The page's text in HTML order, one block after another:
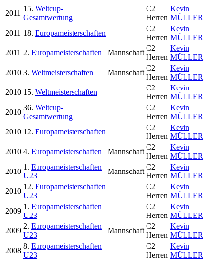
2011
15. Weltcup-
Gesamtwertung
C2
Herren
Kevin
MÜLLER
2011 18. Europameisterschaften
C2
Herren
Kevin
MÜLLER
2011 2. Europameisterschaften Mannschaft
C2
Herren
Kevin
MÜLLER
2010 3. Weltmeisterschaften Mannschaft
C2
Herren
Kevin
MÜLLER
2010 15. Weltmeisterschaften
C2
Herren
Kevin
MÜLLER
2010
36. Weltcup-
Gesamtwertung
C2
Herren
Kevin
MÜLLER
2010 12. Europameisterschaften
C2
Herren
Kevin
MÜLLER
2010 4. Europameisterschaften Mannschaft
C2
Herren
Kevin
MÜLLER
2010
1. Europameisterschaften
U23
Mannschaft
C2
Herren
Kevin
MÜLLER
2010
12. Europameisterschaften
U23
C2
Herren
Kevin
MÜLLER
2009
1. Europameisterschaften
U23
C2
Herren
Kevin
MÜLLER
2009
2. Europameisterschaften
U23
Mannschaft
C2
Herren
Kevin
MÜLLER
2008
8. Europameisterschaften
U23
C2
Herren
Kevin
MÜLLER